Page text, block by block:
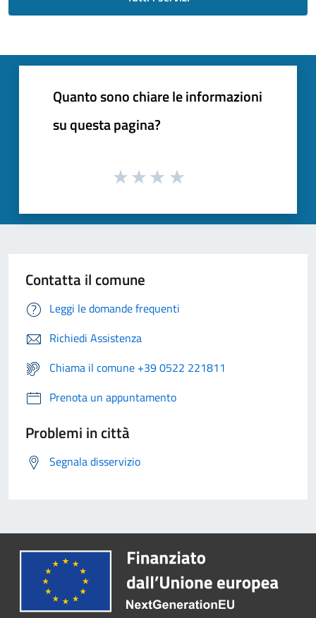
Quanto sono chiare le informazioni
su questa pagina?
Contatta il comune
Leggi le domande frequenti
Richiedi Assistenza
Chiama il comune +39 0522 221811
Prenota un appuntamento
Problemi in città
Segnala disservizio